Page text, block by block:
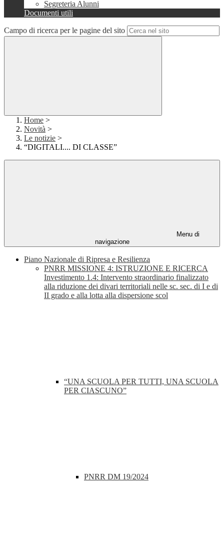
Segreteria Alunni
Documenti utili
Campo di ricerca per le pagine del sito
Home >
Novità >
Le notizie >
“DIGITALI.... DI CLASSE”
Menu di
navigazione
Piano Nazionale di Ripresa e Resilienza
PNRR MISSIONE 4: ISTRUZIONE E RICERCA
Investimento 1.4: Intervento straordinario finalizzato
alla riduzione dei divari territoriali nelle sc. sec. di I e di
II grado e alla lotta alla dispersione scol
“UNA SCUOLA PER TUTTI, UNA SCUOLA
PER CIASCUNO”
PNRR DM 19/2024